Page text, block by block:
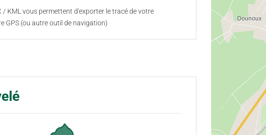
/ KML vous permettent d'exporter le tracé de votre
GPS (ou autre outil de navigation)